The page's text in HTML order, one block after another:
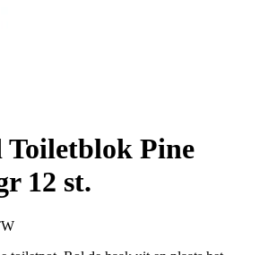
Toiletblok Pine
12 st.